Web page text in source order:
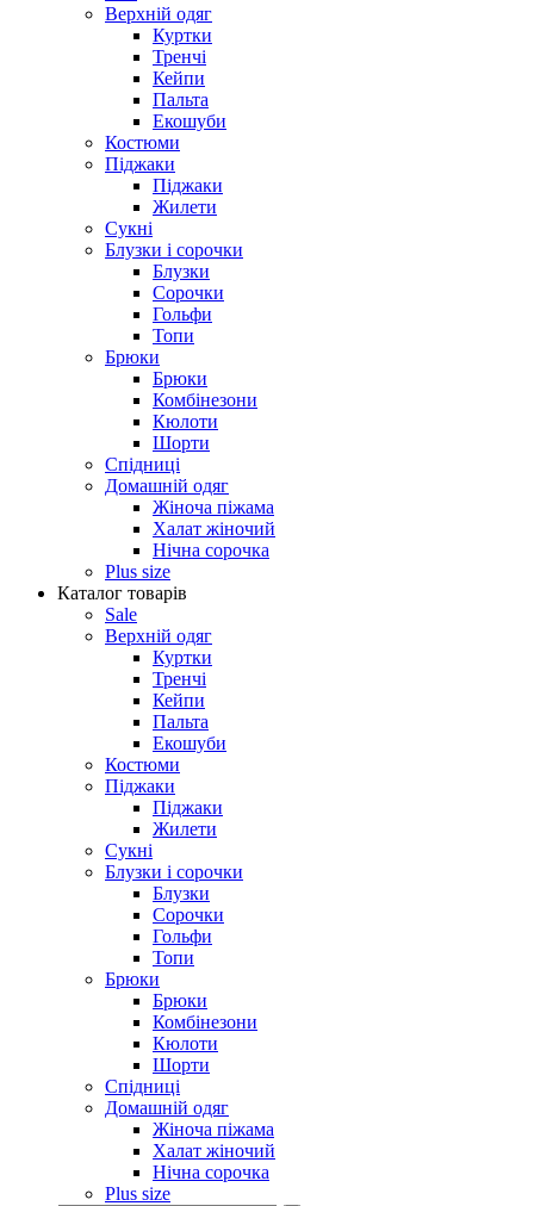
Верхній одяг
Куртки
Тренчі
Кейпи
Пальта
Екошуби
Костюми
Піджаки
Піджаки
Жилети
Сукні
Блузки і сорочки
Блузки
Сорочки
Гольфи
Топи
Брюки
Брюки
Комбінезони
Кюлоти
Шорти
Спідниці
Домашній одяг
Жіноча піжама
Халат жіночий
Нічна сорочка
Plus size
Каталог товарів
Sale
Верхній одяг
Куртки
Тренчі
Кейпи
Пальта
Екошуби
Костюми
Піджаки
Піджаки
Жилети
Сукні
Блузки і сорочки
Блузки
Сорочки
Гольфи
Топи
Брюки
Брюки
Комбінезони
Кюлоти
Шорти
Спідниці
Домашній одяг
Жіноча піжама
Халат жіночий
Нічна сорочка
Plus size